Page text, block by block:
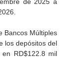
Bancos Múltiples
los depósitos del
RD$122.8 mil